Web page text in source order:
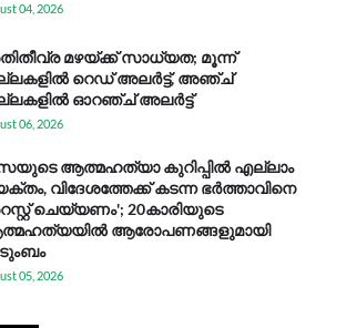
04, 2026
മഴയ്ക്ക് സാധ്യത; മൂന്ന്
റെഡ് അലർട്ട്, അഞ്ച്
ഓറഞ്ച് അലർട്ട്
06, 2026
ആത്മഹത്യാ കുറിപ്പിൽ എല്ലാം
വിദേശത്തേക്ക് കടന്ന ഭർത്താവിനെ
ചെയ്യണം'; 20കാരിയുടെ
ആരോപണങ്ങളുമായി
05, 2026